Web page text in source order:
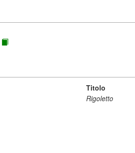
Titolo
Rigoletto